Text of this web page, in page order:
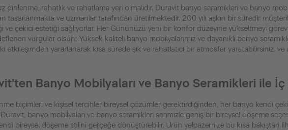
dinlenme, rahatlık ve rahatlama yeri olmalıdır. Duravit banyo seramikleri ve banyo
tasarlanmakta ve uzmanlar tarafından üretilmektedir. 200 yılı aşkın bir süredir
ve çekici estetiği sağlıyorlar. Her Gününüzü yeni bir konfor düzeyine yükseltmeyi
vurgular olsun: Yüksek kaliteli banyo mobilyalarımız ve dayanıklı banyo
etkileşimden yararlanarak kısa sürede şık ve rahatlatıcı bir atmosfer yaratabilirsiniz. ve
Banyo Mobilyaları ve Banyo Seramikleri ile İç
biçimleri ve kişisel tercihler bireysel çözümler gerektirdiğinden, her banyo kendi
banyo mobilyaları ve banyo seramikleri serimizle geniş bir bireysel döşeme
bireysel döşeme stilini gerçeğe dönüştürebilir. Ürün yelpazemize bu kısa bakıştan